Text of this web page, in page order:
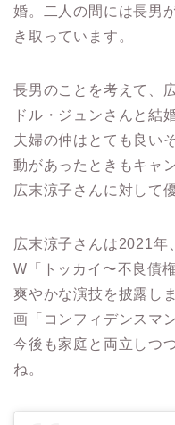
婚。二人の間には長男
き取っています。
長男のことを考えて、
ドル・ジュンさんと結
夫婦の仲はとても良い
動があったときもキャ
広末涼子さんに対して
広末涼子さんは2021年
W「トッカイ〜不良債
爽やかな演技を披露し
画「コンフィデンスマ
今後も家庭と両立しつ
ね。